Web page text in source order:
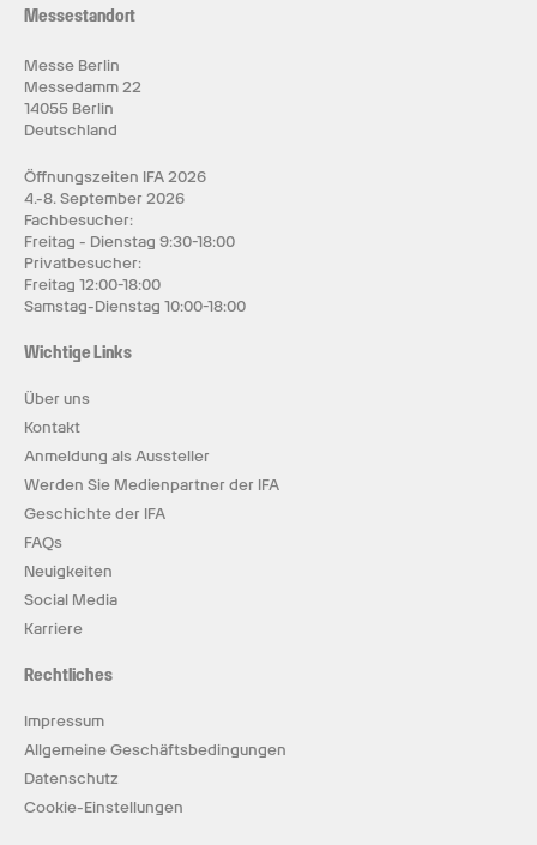
Messestandort
Messe Berlin
Messedamm 22
14055 Berlin
Deutschland
Öffnungszeiten IFA 2026
4.-8. September 2026
Fachbesucher:
Freitag - Dienstag 9:30-18:00
Privatbesucher:
Freitag 12:00-18:00
Samstag-Dienstag 10:00-18:00
Wichtige Links
Über uns
Kontakt
Anmeldung als Aussteller
Werden Sie Medienpartner der IFA
Geschichte der IFA
FAQs
Neuigkeiten
Social Media
Karriere
Rechtliches
Impressum
Allgemeine Geschäftsbedingungen
Datenschutz
Cookie-Einstellungen